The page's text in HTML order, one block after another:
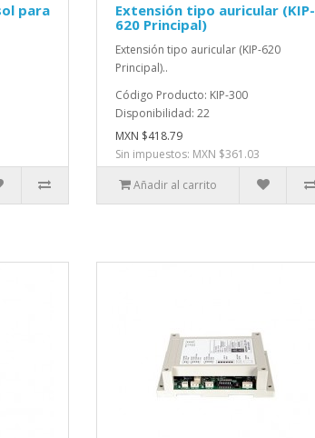
para
Extensión tipo auricular (KIP-
620 Principal)
Extensión tipo auricular (KIP-620
Principal)..
Código Producto: KIP-300
Disponibilidad: 22
MXN $418.79
Sin impuestos: MXN $361.03
Añadir al carrito